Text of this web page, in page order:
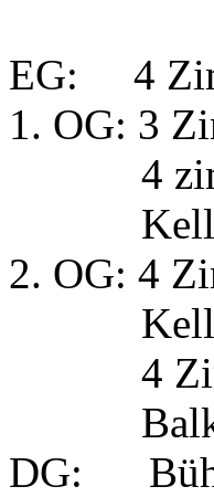
EG: 4
1. OG: 3
4
Keller,
2. OG: 4
Keller,
4
DG: